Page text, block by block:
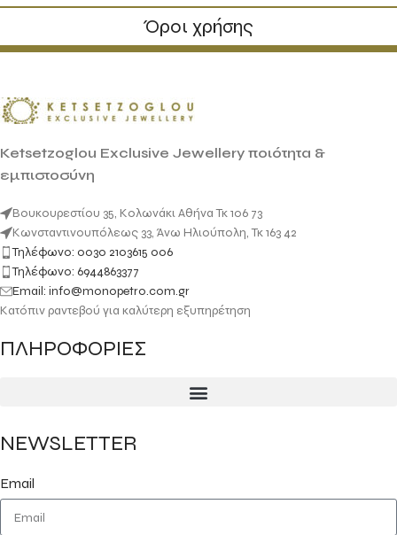
Όροι χρήσης
Ketsetzoglou Exclusive Jewellery ποιότητα &
εμπιστοσύνη
Βουκουρεστίου 35, Κολωνάκι Αθήνα Τκ 106 73
Κωνσταντινουπόλεως 33, Άνω Ηλιούπολη, Τκ 163 42
Τηλέφωνο: 0030 2103615 006
Τηλέφωνο: 6944863377
Email: info@monopetro.com.gr
Κατόπιν ραντεβού για καλύτερη εξυπηρέτηση
ΠΛΗΡΟΦΟΡΙΕΣ
NEWSLETTER
Email